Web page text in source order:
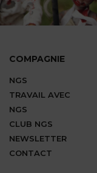
COMPAGNIE
NGS
TRAVAIL AVEC
NGS
CLUB NGS
NEWSLETTER
CONTACT